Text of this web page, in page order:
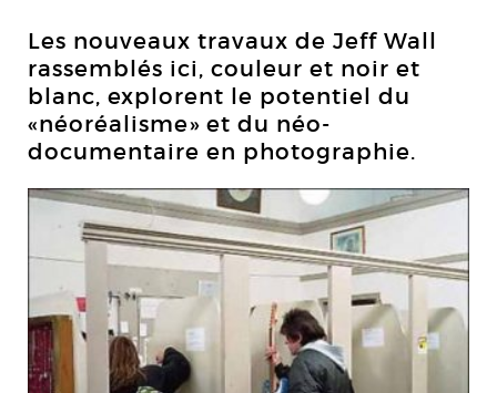
Les nouveaux travaux de Jeff Wall
rassemblés ici, couleur et noir et
blanc, explorent le potentiel du
«néoréalisme» et du néo-
documentaire en photographie.